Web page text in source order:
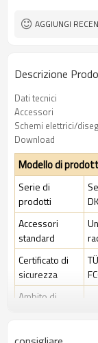
Certificazione:
AGGIUNGI
Descrizione
Dati tecnici
Accessori
Schemi elettrici/
Download
Modello di
Serie di
prodotti
Accessori
standard
Certificato di
sicurezza
Ambito di